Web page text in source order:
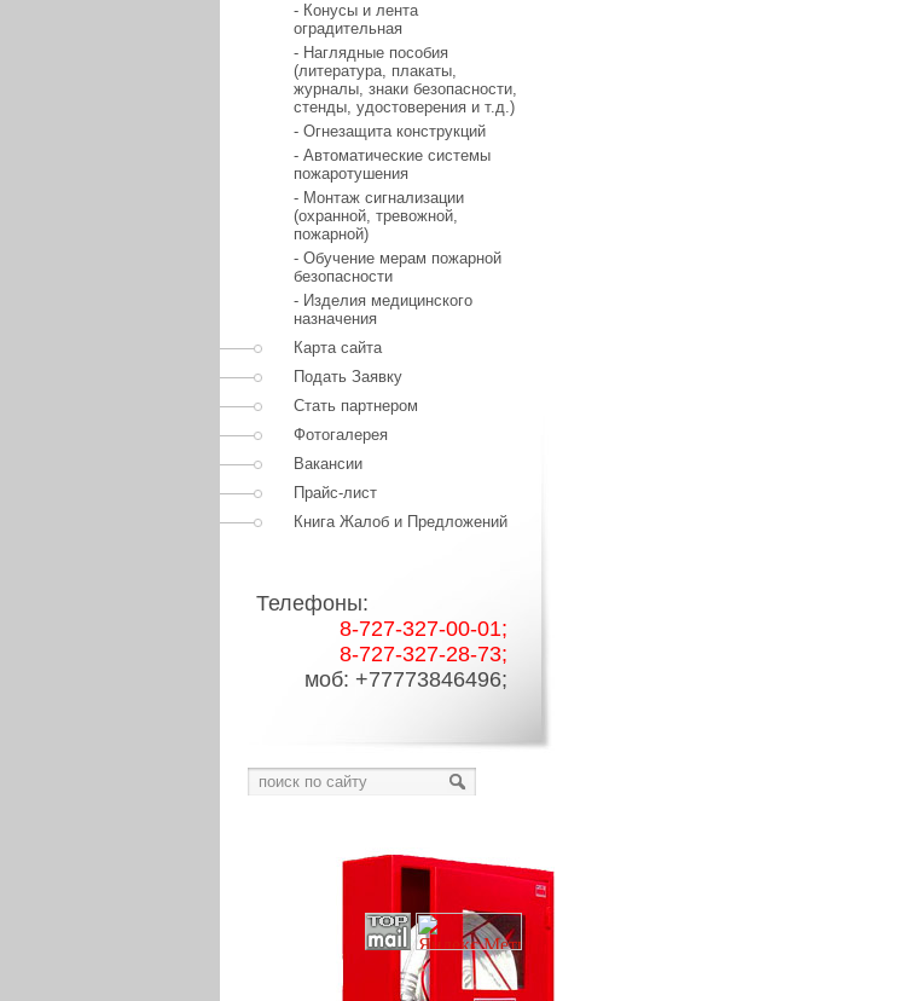
- Конусы и лента
оградительная
- Наглядные пособия
(литература, плакаты,
журналы, знаки безопасности,
стенды, удостоверения и т.д.)
- Огнезащита конструкций
- Автоматические системы
пожаротушения
- Монтаж сигнализации
(охранной, тревожной,
пожарной)
- Обучение мерам пожарной
безопасности
- Изделия медицинского
назначения
Карта сайта
Подать Заявку
Стать партнером
Фотогалерея
Вакансии
Прайс-лист
Книга Жалоб и Предложений
Телефоны:
8-727-327-00-01;
8-727-327-28-73;
моб: +77773846496;